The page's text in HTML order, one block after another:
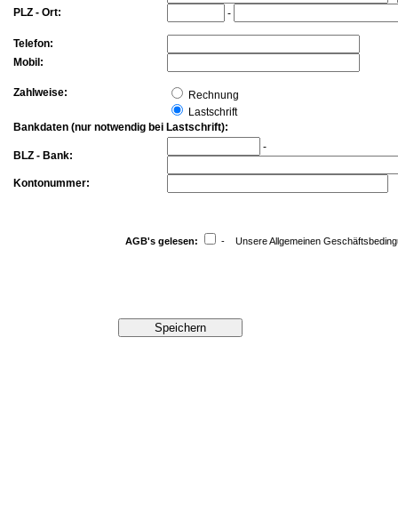
PLZ - Ort:
-
Telefon:
Mobil:
Zahlweise:
Rechnung
Lastschrift
Bankdaten (nur notwendig bei Lastschrift):
BLZ - Bank:
-
Kontonummer:
AGB's gelesen: - Unsere Allgemeinen